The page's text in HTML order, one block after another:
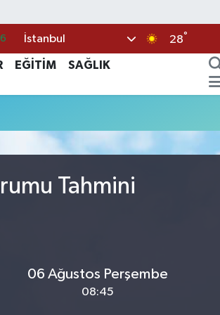
İstanbul 28°
EĞİTİM
SAĞLIK
Tahmini
06 Ağustos Perşembe
08:45